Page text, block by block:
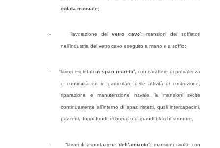
colata manuale;
- “lavorazione del vetro cavo”: mansioni dei soffiatori
nell’industria del vetro cavo eseguito a mano e a soffio;
- "lavori espletatiin spazi ristretti”, con carattere di prevalenza
e continuità ed in particolare delle attività di costruzione,
riparazione e manutenzione navale, le mansioni svolte
continuamente all’interno di spazi ristetti, quali intercapedini,
pozzetti, doppi fondi, di bordo o di grandi blocchi strutture;
- “lavori di asportazionedell’amianto”: mansioni svolte con